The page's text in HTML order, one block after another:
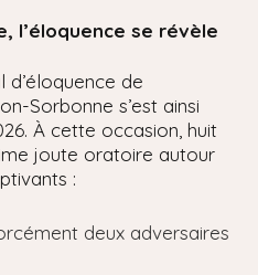
l’éloquence se révèle
d’éloquence de
Sorbonne s’est ainsi
À cette occasion, huit
joute oratoire autour
:
deux adversaires